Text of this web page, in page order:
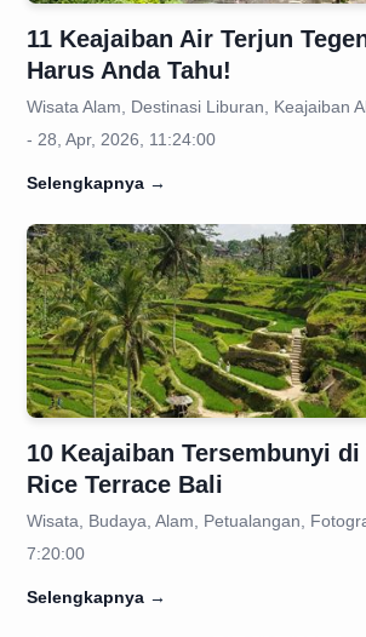
11 Keajaiban Air Terjun
Harus Anda Tahu!
Wisata Alam, Destinasi Liburan, Keajaiban
- 28, Apr, 2026, 11:24:00
Selengkapnya →
10 Keajaiban Tersembunyi
Rice Terrace Bali
Wisata, Budaya, Alam, Petualangan,
7:20:00
Selengkapnya →